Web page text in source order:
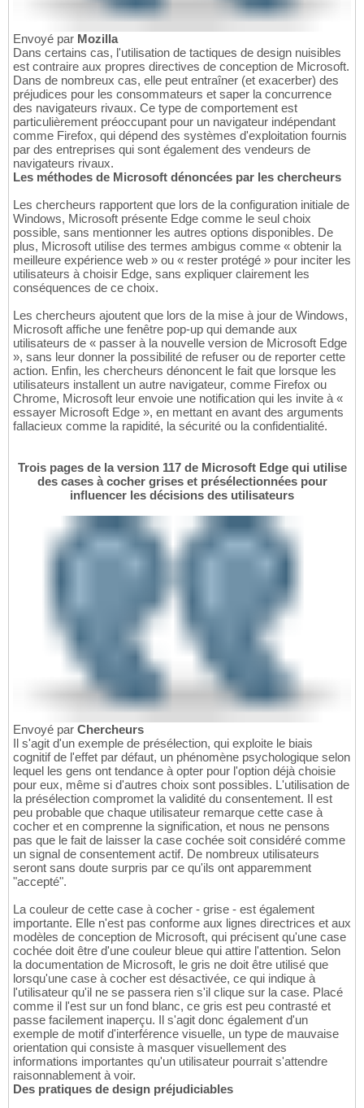
Envoyé par Mozilla
Dans certains cas, l'utilisation de tactiques de design nuisibles
est contraire aux propres directives de conception de Microsoft.
Dans de nombreux cas, elle peut entraîner (et exacerber) des
préjudices pour les consommateurs et saper la concurrence
des navigateurs rivaux. Ce type de comportement est
particulièrement préoccupant pour un navigateur indépendant
comme Firefox, qui dépend des systèmes d'exploitation fournis
par des entreprises qui sont également des vendeurs de
navigateurs rivaux.
Les méthodes de Microsoft dénoncées par les chercheurs
Les chercheurs rapportent que lors de la configuration initiale de
Windows, Microsoft présente Edge comme le seul choix
possible, sans mentionner les autres options disponibles. De
plus, Microsoft utilise des termes ambigus comme « obtenir la
meilleure expérience web » ou « rester protégé » pour inciter les
utilisateurs à choisir Edge, sans expliquer clairement les
conséquences de ce choix.
Les chercheurs ajoutent que lors de la mise à jour de Windows,
Microsoft affiche une fenêtre pop-up qui demande aux
utilisateurs de « passer à la nouvelle version de Microsoft Edge
», sans leur donner la possibilité de refuser ou de reporter cette
action. Enfin, les chercheurs dénoncent le fait que lorsque les
utilisateurs installent un autre navigateur, comme Firefox ou
Chrome, Microsoft leur envoie une notification qui les invite à «
essayer Microsoft Edge », en mettant en avant des arguments
fallacieux comme la rapidité, la sécurité ou la confidentialité.
Trois pages de la version 117 de Microsoft Edge qui utilise
des cases à cocher grises et présélectionnées pour
influencer les décisions des utilisateurs
Envoyé par Chercheurs
Il s'agit d'un exemple de présélection, qui exploite le biais
cognitif de l'effet par défaut, un phénomène psychologique selon
lequel les gens ont tendance à opter pour l'option déjà choisie
pour eux, même si d'autres choix sont possibles. L'utilisation de
la présélection compromet la validité du consentement. Il est
peu probable que chaque utilisateur remarque cette case à
cocher et en comprenne la signification, et nous ne pensons
pas que le fait de laisser la case cochée soit considéré comme
un signal de consentement actif. De nombreux utilisateurs
seront sans doute surpris par ce qu'ils ont apparemment
"accepté".
La couleur de cette case à cocher - grise - est également
importante. Elle n'est pas conforme aux lignes directrices et aux
modèles de conception de Microsoft, qui précisent qu'une case
cochée doit être d'une couleur bleue qui attire l'attention. Selon
la documentation de Microsoft, le gris ne doit être utilisé que
lorsqu'une case à cocher est désactivée, ce qui indique à
l'utilisateur qu'il ne se passera rien s'il clique sur la case. Placé
comme il l'est sur un fond blanc, ce gris est peu contrasté et
passe facilement inaperçu. Il s'agit donc également d'un
exemple de motif d'interférence visuelle, un type de mauvaise
orientation qui consiste à masquer visuellement des
informations importantes qu'un utilisateur pourrait s'attendre
raisonnablement à voir.
Des pratiques de design préjudiciables